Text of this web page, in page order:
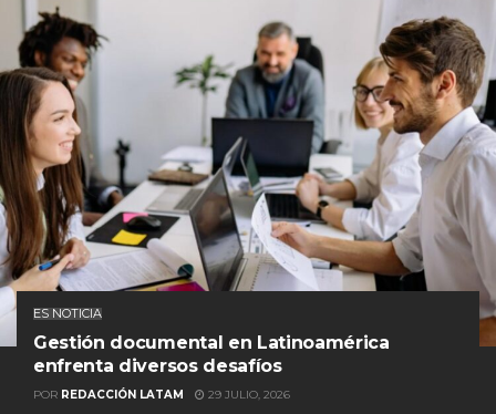
ES NOTICIA
Gestión documental en Latinoamérica
enfrenta diversos desafíos
POR REDACCIÓN LATAM 29 JULIO, 2026